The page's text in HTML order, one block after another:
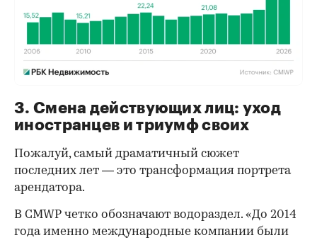
3. Смена действующих лиц: уход
иностранцев и триумф своих
Пожалуй, самый драматичный сюжет
последних лет — это трансформация портрета
арендатора.
В CMWP четко обозначают водораздел. «До 2014
года именно международные компании были